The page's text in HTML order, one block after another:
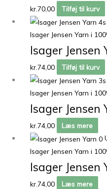
kr.70,00 Tilføj til kurv
Isager Jensen Yarn i
Isager Jensen
kr.74,00
Tilføj til kurv
Isager Jensen Yarn i
Isager Jensen
kr.74,00
Læs mere
Isager Jensen Yarn i
Isager Jensen
kr.74,00 Læs mere